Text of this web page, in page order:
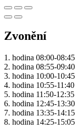
Zvonění
1. hodina 08:00-08:45
2. hodina 08:55-09:40
3. hodina 10:00-10:45
4. hodina 10:55-11:40
5. hodina 11:50-12:35
6. hodina 12:45-13:30
7. hodina 13:35-14:15
8. hodina 14:25-15:05